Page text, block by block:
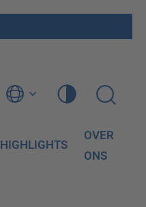
HIGHLIGHTS
OVER
ONS